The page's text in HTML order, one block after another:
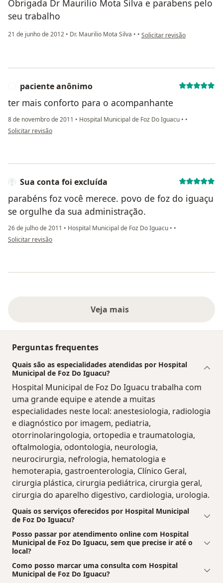
Obrigada Dr Maurilio Mota Silva e parabens pelo
seu trabalho
21 de junho de 2012 • Dr. Maurilio Mota Silva • • na opinião do utilizador
Solicitar revisão
paciente anônimo
ter mais conforto para o acompanhante
8 de novembro de 2011 • Hospital Municipal de Foz Do Iguacu • •
na opinião do utilizador paciente anônimo
Solicitar revisão
Sua conta foi excluída
parabéns foz você merece. povo de foz do iguaçu
se orgulhe da sua administração.
26 de julho de 2011 • Hospital Municipal de Foz Do Iguacu • •
na opinião do utilizador Sua conta foi excluída
Solicitar revisão
Veja mais
Perguntas frequentes
Quais são as especialidades atendidas por Hospital
Municipal de Foz Do Iguacu?
Hospital Municipal de Foz Do Iguacu trabalha com
uma grande equipe e atende a muitas
especialidades neste local: anestesiologia, radiologia
e diagnóstico por imagem, pediatria,
otorrinolaringologia, ortopedia e traumatologia,
oftalmologia, odontologia, neurologia,
neurocirurgia, nefrologia, hematologia e
hemoterapia, gastroenterologia, Clínico Geral,
cirurgia plástica, cirurgia pediátrica, cirurgia geral,
cirurgia do aparelho digestivo, cardiologia, urologia.
Quais os serviços oferecidos por Hospital Municipal
de Foz Do Iguacu?
Posso passar por atendimento online com Hospital
Municipal de Foz Do Iguacu, sem que precise ir até o
local?
Como posso marcar uma consulta com Hospital
Municipal de Foz Do Iguacu?